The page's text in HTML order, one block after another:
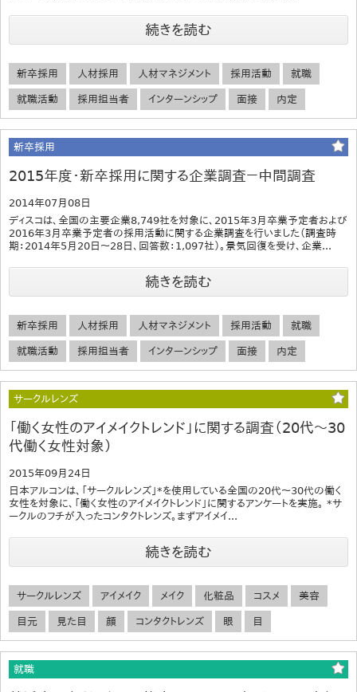
続きを読む
新卒採用 人材採用 人材マネジメント 採用活動 就職
就職活動 採用担当者 インターンシップ 面接 内定
新卒採用
2015年度・新卒採用に関する企業調査－中間調査
2014年07月08日
ディスコは、全国の主要企業8,749社を対象に、2015年3月卒業予定者および
2016年3月卒業予定者の採用活動に関する企業調査を行いました（調査時
期：2014年5月20日～28日、回答数：1,097社）。景気回復を受け、企業...
続きを読む
新卒採用 人材採用 人材マネジメント 採用活動 就職
就職活動 採用担当者 インターンシップ 面接 内定
サークルレンズ
「働く女性のアイメイクトレンド」に関する調査（20代～30
代働く女性対象）
2015年09月24日
日本アルコンは、「サークルレンズ」*を使用している全国の20代～30代の働く
女性を対象に、「働く女性のアイメイクトレンド」に関するアンケートを実施。 *サ
ークルのフチが入ったコンタクトレンズ。まずアイメイ...
続きを読む
サークルレンズ アイメイク メイク 化粧品 コスメ 美容
目元 見た目 顔 コンタクトレンズ 眼 目
就職